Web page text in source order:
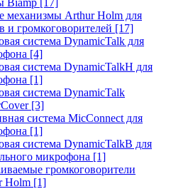
Biamp [17]
Arthur Holm для
и громкоговорителей [17]
система DynamicTalk для
[4]
система DynamicTalkH для
[1]
система DynamicTalk
[3]
система MicConnect для
[1]
система DynamicTalkB для
микрофона [1]
громкоговорители
Holm [1]